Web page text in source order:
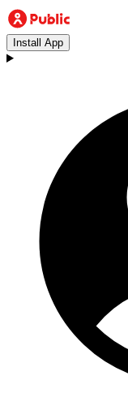
Install App